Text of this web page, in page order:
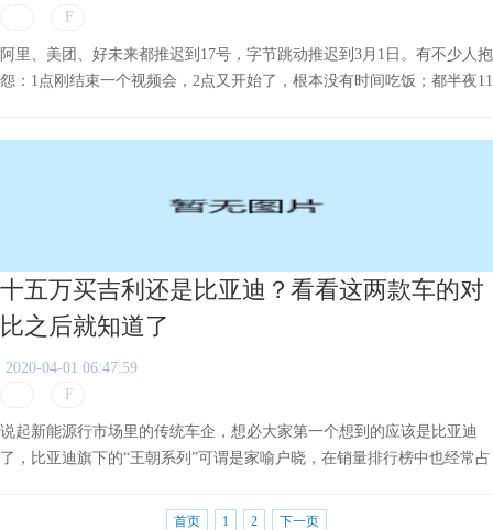
阿里、美团、好未来都推迟到17号，字节跳动推迟到3月1日。有不少人抱
怨：1点刚结束一个视频会，2点又开始了，根本没有时间吃饭；都半夜11
十五万买吉利还是比亚迪？看看这两款车的对
比之后就知道了
2020-04-01 06:47:59
说起新能源行市场里的传统车企，想必大家第一个想到的应该是比亚迪
了，比亚迪旗下的“王朝系列”可谓是家喻户晓，在销量排行榜中也经常占
首页 1 2 下一页